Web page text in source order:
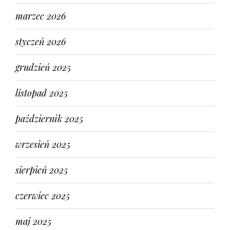
marzec 2026
styczeń 2026
grudzień 2025
listopad 2025
październik 2025
wrzesień 2025
sierpień 2025
czerwiec 2025
maj 2025